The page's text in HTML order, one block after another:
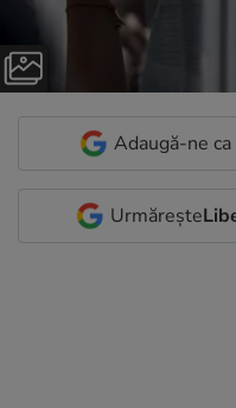
Adaugă-ne
Urmărește